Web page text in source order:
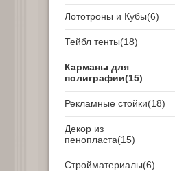
Лототроны и Кубы
Тейбл тенты
Карманы для
полиграфии
Рекламные стойки
Декор из
пенопласта
Стройматериалы